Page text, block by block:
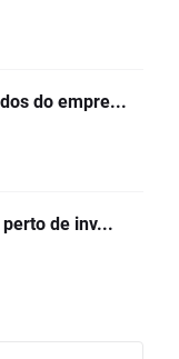
do empre...
de inv...